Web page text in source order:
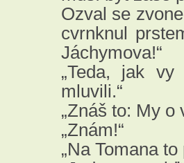
Ozval se
cvrnknul
Jáchymova!“
„Teda, jak
mluvili.“
„Znáš to: My o
„Znám!“
„Na Tomana